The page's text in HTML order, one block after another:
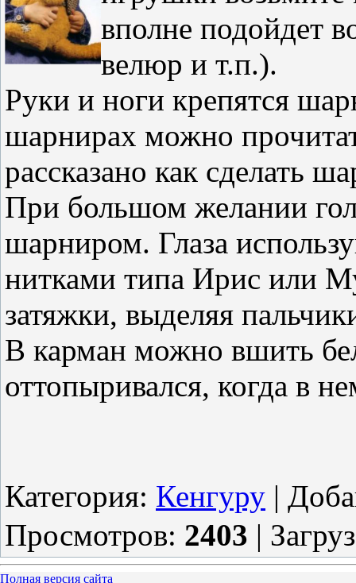
вполне подойдет
велюр и т.п.).
Руки и ноги крепятся
шарнирах можно
рассказано как сделать
При большом желании
шарниром. Глаза
нитками типа Ирис или
затяжки, выделяя
В карман можно вшить
оттопыривался, когда в
Категория: Кенгуру |
Просмотров: 2403 |
Полная версия сайта